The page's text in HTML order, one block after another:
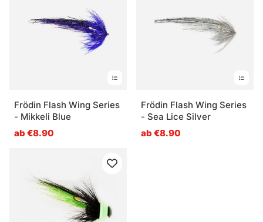
Frödin Flash Wing Series
- Mikkeli Blue
ab €8.90
Frödin Flash Wing Series
- Sea Lice Silver
ab €8.90